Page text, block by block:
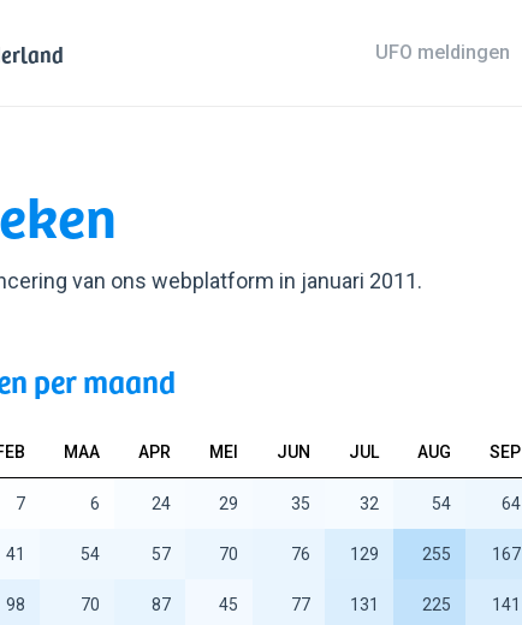
UFO meldingen
van ons webplatform in januari 2011.
per maand
MAA APR MEI JUN JUL AUG SEP
7 6 24 29 35 32 54 64
41 54 57 70 76 129 255 167
98 70 87 45 77 131 225 141